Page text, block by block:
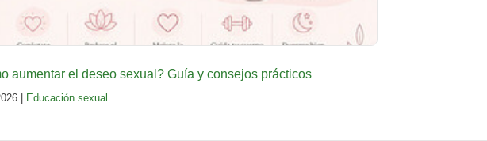
aumentar el deseo sexual? Guía y consejos prácticos
| Educación sexual